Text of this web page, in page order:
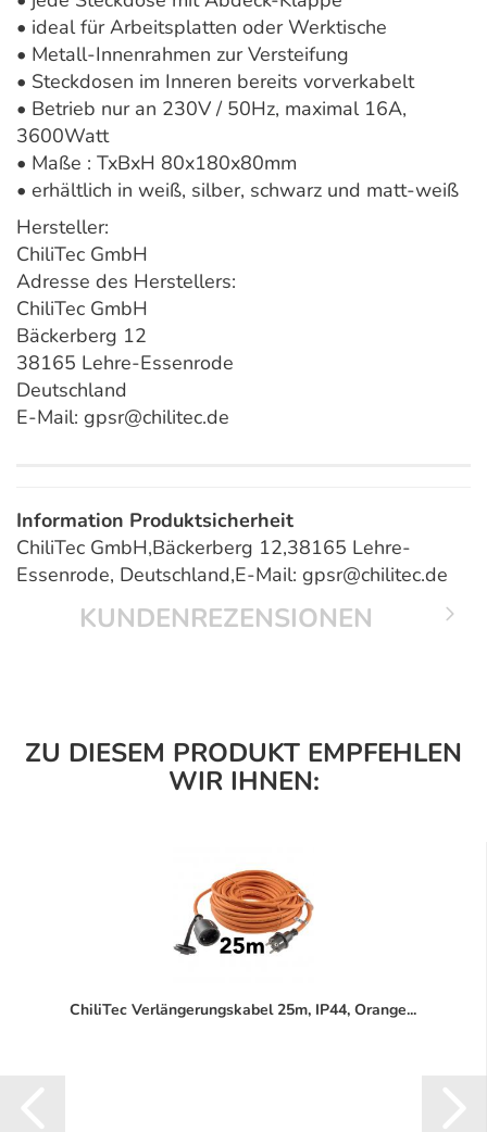
• ideal für Arbeitsplatten oder Werktische
• Metall-Innenrahmen zur Versteifung
• Steckdosen im Inneren bereits vorverkabelt
• Betrieb nur an 230V / 50Hz, maximal 16A,
3600Watt
• Maße : TxBxH 80x180x80mm
• erhältlich in weiß, silber, schwarz und matt-weiß
Hersteller:
ChiliTec GmbH
Adresse des Herstellers:
ChiliTec GmbH
Bäckerberg 12
38165 Lehre-Essenrode
Deutschland
E-Mail: gpsr@chilitec.de
Information Produktsicherheit
ChiliTec GmbH,Bäckerberg 12,38165 Lehre-
Essenrode, Deutschland,E-Mail: gpsr@chilitec.de
KUNDENREZENSIONEN
ZU DIESEM PRODUKT EMPFEHLEN
WIR IHNEN:
ChiliTec Verlängerungskabel 25m, IP44, Orange...